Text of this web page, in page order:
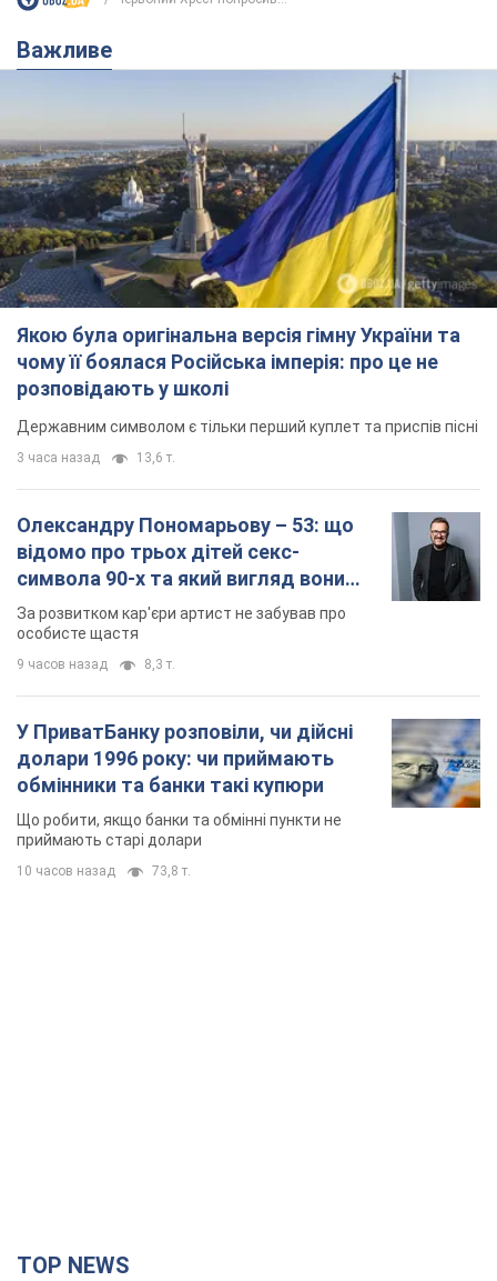
Важливе
Якою була оригінальна версія гімну України та
чому її боялася Російська імперія: про це не
розповідають у школі
Державним символом є тільки перший куплет та приспів пісні
3 часа назад 13,6 т.
Олександру Пономарьову – 53: що
відомо про трьох дітей секс-
символа 90-х та який вигляд вони
мають
За розвитком кар'єри артист не забував про
особисте щастя
9 часов назад 8,3 т.
У ПриватБанку розповіли, чи дійсні
долари 1996 року: чи приймають
обмінники та банки такі купюри
Що робити, якщо банки та обмінні пункти не
приймають старі долари
10 часов назад 73,8 т.
TOP NEWS